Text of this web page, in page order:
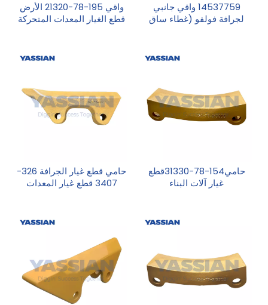
14537759 واقي جانبي
لجرافة فولفو (غطاء ساق
واقي 195-78-21320 الأرض
قطع الغيار المعدات المتحركة
حامي154-78-31330قطع
غيار آلات البناء
حامي قطع غيار الجرافة 326-
3407 قطع غيار المعدات